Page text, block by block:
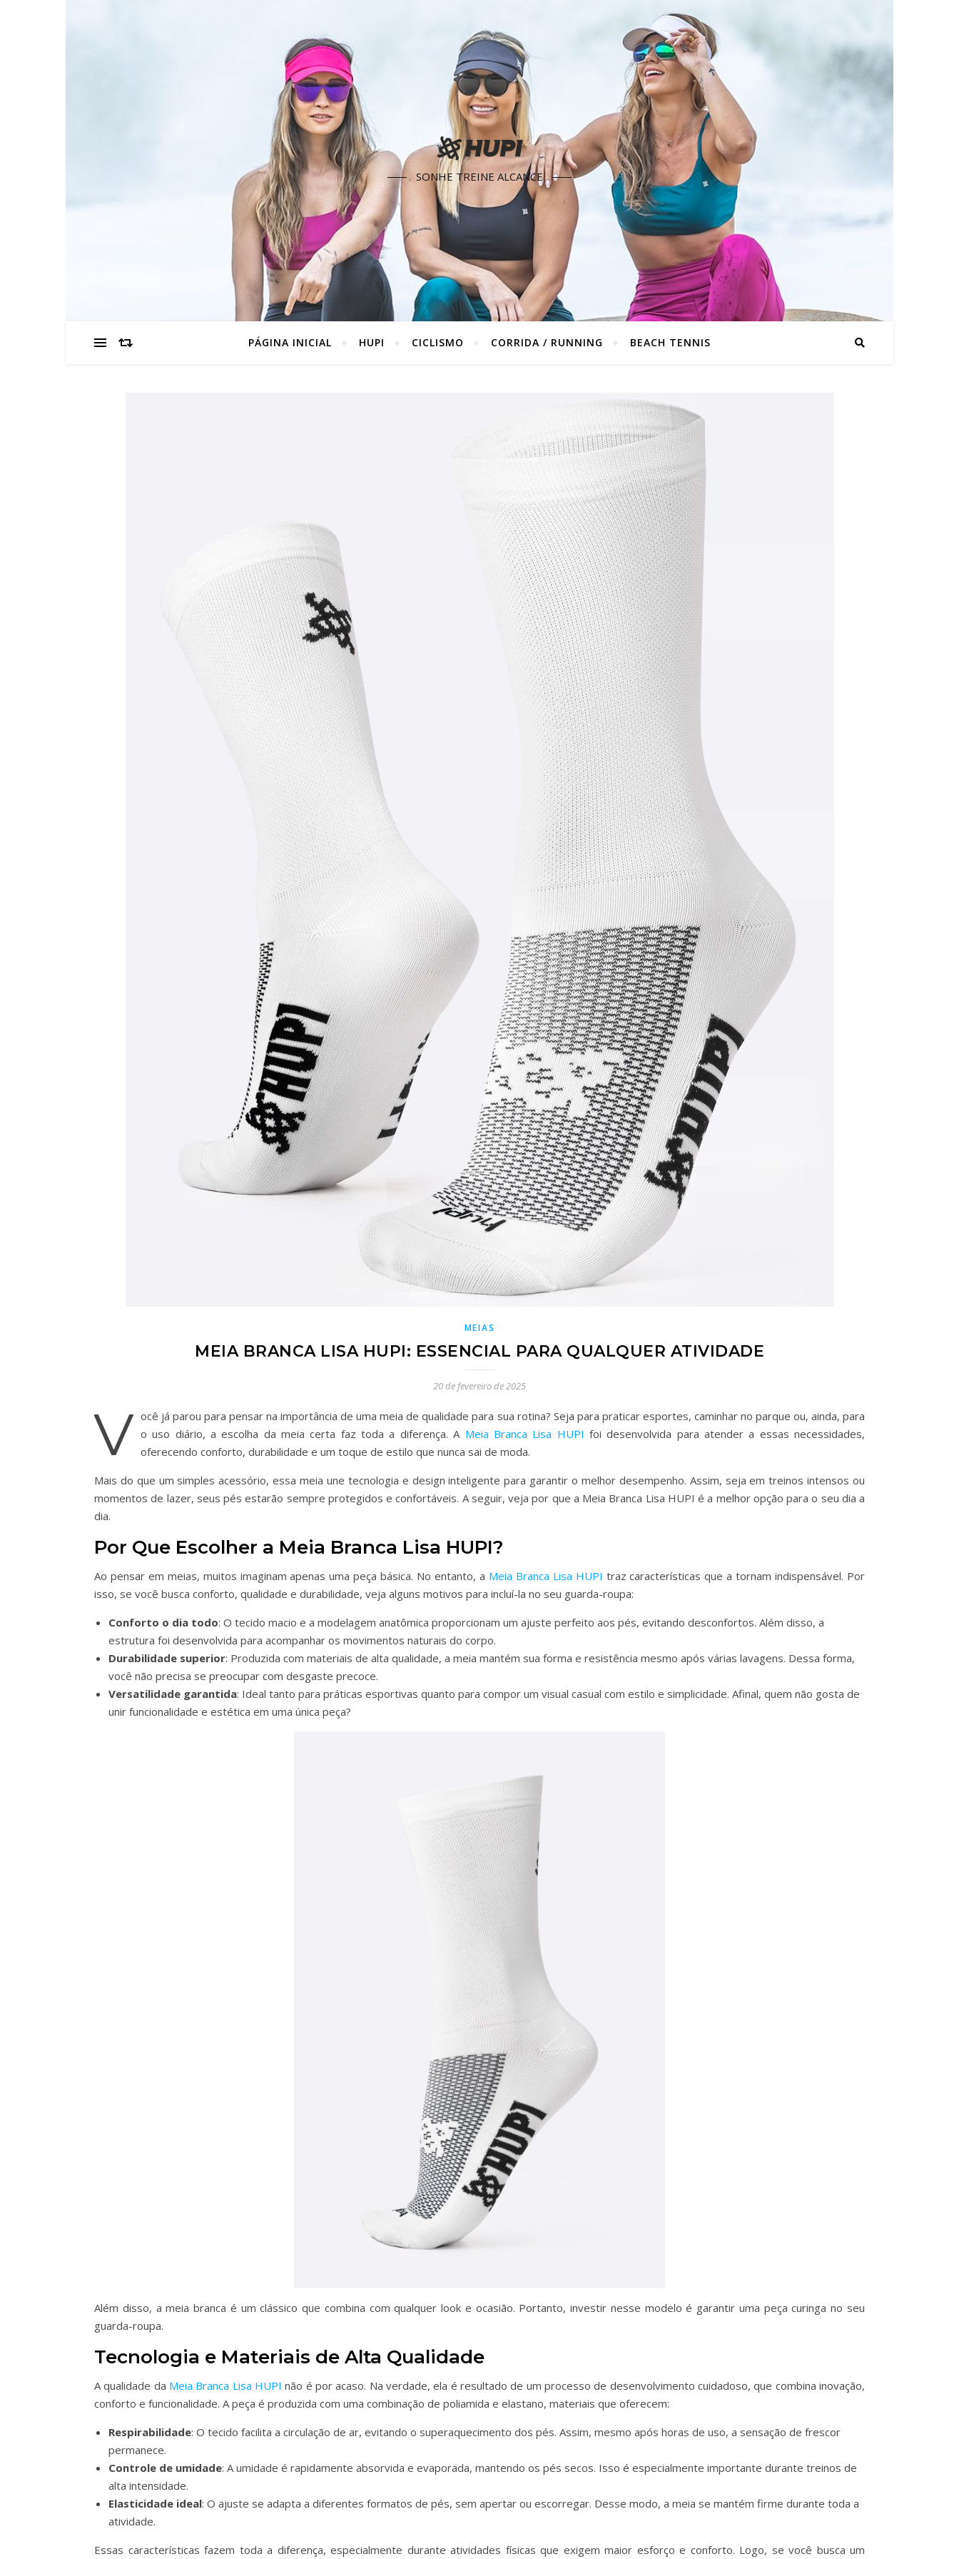
SONHE TREINE ALCANCE
PÁGINA INICIAL HUPI CICLISMO CORRIDA / RUNNING BEACH TENNIS
MEIAS
MEIA BRANCA LISA HUPI: ESSENCIAL PARA QUALQUER ATIVIDADE
20 de fevereiro de 2025
V ocê já parou para pensar na importância de uma meia de qualidade para sua rotina? Seja para praticar esportes, caminhar no parque ou, ainda, para
o uso diário, a escolha da meia certa faz toda a diferença. A Meia Branca Lisa HUPI foi desenvolvida para atender a essas necessidades,
oferecendo conforto, durabilidade e um toque de estilo que nunca sai de moda.
Mais do que um simples acessório, essa meia une tecnologia e design inteligente para garantir o melhor desempenho. Assim, seja em treinos intensos ou
momentos de lazer, seus pés estarão sempre protegidos e confortáveis. A seguir, veja por que a Meia Branca Lisa HUPI é a melhor opção para o seu dia a
dia.
Por Que Escolher a Meia Branca Lisa HUPI?
Ao pensar em meias, muitos imaginam apenas uma peça básica. No entanto, a Meia Branca Lisa HUPI traz características que a tornam indispensável. Por
isso, se você busca conforto, qualidade e durabilidade, veja alguns motivos para incluí-la no seu guarda-roupa:
Conforto o dia todo: O tecido macio e a modelagem anatômica proporcionam um ajuste perfeito aos pés, evitando desconfortos. Além disso, a
estrutura foi desenvolvida para acompanhar os movimentos naturais do corpo.
Durabilidade superior: Produzida com materiais de alta qualidade, a meia mantém sua forma e resistência mesmo após várias lavagens. Dessa forma,
você não precisa se preocupar com desgaste precoce.
Versatilidade garantida: Ideal tanto para práticas esportivas quanto para compor um visual casual com estilo e simplicidade. Afinal, quem não gosta de
unir funcionalidade e estética em uma única peça?
Além disso, a meia branca é um clássico que combina com qualquer look e ocasião. Portanto, investir nesse modelo é garantir uma peça curinga no seu
guarda-roupa.
Tecnologia e Materiais de Alta Qualidade
A qualidade da Meia Branca Lisa HUPI não é por acaso. Na verdade, ela é resultado de um processo de desenvolvimento cuidadoso, que combina inovação,
conforto e funcionalidade. A peça é produzida com uma combinação de poliamida e elastano, materiais que oferecem:
Respirabilidade: O tecido facilita a circulação de ar, evitando o superaquecimento dos pés. Assim, mesmo após horas de uso, a sensação de frescor
permanece.
Controle de umidade: A umidade é rapidamente absorvida e evaporada, mantendo os pés secos. Isso é especialmente importante durante treinos de
alta intensidade.
Elasticidade ideal: O ajuste se adapta a diferentes formatos de pés, sem apertar ou escorregar. Desse modo, a meia se mantém firme durante toda a
atividade.
Essas características fazem toda a diferença, especialmente durante atividades físicas que exigem maior esforço e conforto. Logo, se você busca um